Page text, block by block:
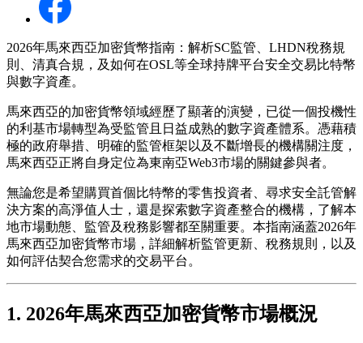
2026年馬來西亞加密貨幣指南：解析SC監管、LHDN稅務規
則、清真合規，及如何在OSL等全球持牌平台安全交易比特幣
與數字資產。
馬來西亞的加密貨幣領域經歷了顯著的演變，已從一個投機性
的利基市場轉型為受監管且日益成熟的數字資產體系。憑藉積
極的政府舉措、明確的監管框架以及不斷增長的機構關注度，
馬來西亞正將自身定位為東南亞Web3市場的關鍵參與者。
無論您是希望購買首個比特幣的零售投資者、尋求安全託管解
決方案的高淨值人士，還是探索數字資產整合的機構，了解本
地市場動態、監管及稅務影響都至關重要。本指南涵蓋2026年
馬來西亞加密貨幣市場，詳細解析監管更新、稅務規則，以及
如何評估契合您需求的交易平台。
1. 2026年馬來西亞加密貨幣市場概況